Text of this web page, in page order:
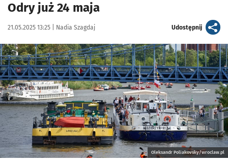
Odry już 24 maja
Data publikacji:
21.05.2025 13:25 | Autor:
Nadia Szagdaj Udostępnijartykuł
Kliknij, aby powiększyć
Oleksandr Poliakovsky/wroclaw.pl